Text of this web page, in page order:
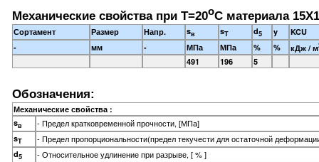
Механические свойства при Т=20oС материала
Сортамент Размер Напр. sв sT d5 y
KCU
-
мм - МПа МПа % % кДж / м
491 196 5
Обозначения:
Механические свойства :
sв - Предел кратковременной прочности, [МПа]
sT - Предел пропорциональности(предел текучести для остаточной
d5 - Относительное удлинение при разрыве, [ % ]